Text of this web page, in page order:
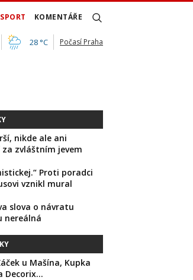
SPORT KOMENTÁŘE
28 °C Počasí Praha
nikde ale ani
zvláštním jevem
Proti poradci
vznikl mural
slova o návratu
nereálná
u Mašína, Kupka
Decorix…